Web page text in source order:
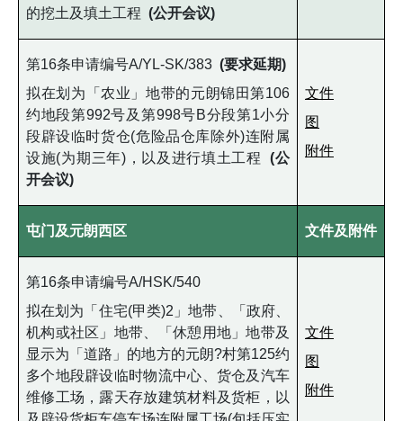
的挖土及填土工程 (公开会议)
第16条申请编号A/YL-SK/383 (要求延期)
拟在划为「农业」地带的元朗锦田第106
约地段第992号及第998号B分段第1小分
段辟设临时货仓(危险品仓库除外)连附属
设施(为期三年)，以及进行填土工程
(公
开会议)
文件
图
附件
屯门及元朗西区 文件及附件
第16条申请编号A/HSK/540
拟在划为「住宅(甲类)2」地带、「政府、
机构或社区」地带、「休憩用地」地带及
显示为「道路」的地方的元朗?村第125约
多个地段辟设临时物流中心、货仓及汽车
维修工场，露天存放建筑材料及货柜，以
文件
图
附件